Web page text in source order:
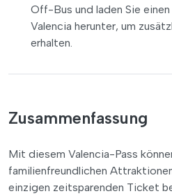
Off-Bus und laden Sie
Valencia herunter, um
erhalten.
Zusammenfassung
Mit diesem Valencia-Pass
familienfreundlichen
einzigen zeitsparenden Ticket